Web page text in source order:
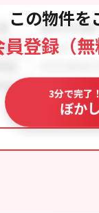
この物件を
登録（無
3分で完了
ぼか